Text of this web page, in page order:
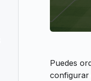
Puedes
configurar